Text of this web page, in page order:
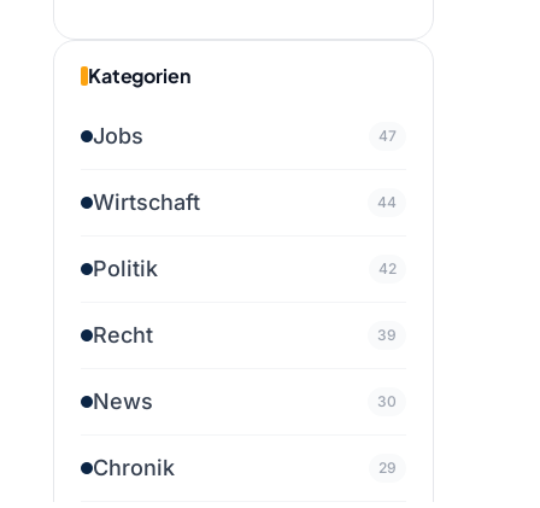
Kategorien
Jobs 47
Wirtschaft 44
Politik 42
Recht 39
News 30
Chronik 29